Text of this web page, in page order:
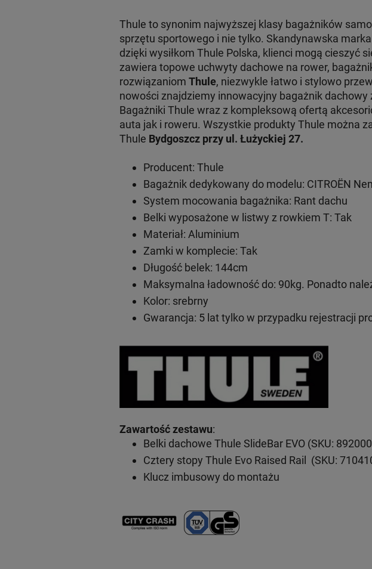
Thule to synonim najwyższej klasy bagażników
sprzętu sportowego i nie tylko. Skandynawska
dzięki wysiłkom Thule Polska, klienci mogą cieszyć
zawiera topowe uchwyty dachowe na rower,
rozwiązaniom Thule, niezwykle łatwo i stylowo
nowości znajdziemy innowacyjny bagażnik
Bagażniki Thule wraz z kompleksową ofertą
auta jak i roweru. Wszystkie produkty Thule można
Thule Bydgoszcz przy ul. Łużyckiej 27.
Producent: Thule
Bagażnik dedykowany do modelu: CITROËN
System mocowania bagażnika: Rant dachu
Belki wyposażone w listwy z rowkiem T: Tak
Materiał: Aluminium
Zamki w komplecie: Tak
Długość belek: 144cm
Maksymalna ładowność do: 90kg. Ponadto
Kolor: srebrny
Gwarancja: 5 lat tylko w przypadku rejestracji
Zawartość zestawu:
Belki dachowe Thule SlideBar EVO (SKU:
Cztery stopy Thule Evo Raised Rail (SKU:
Klucz imbusowy do montażu